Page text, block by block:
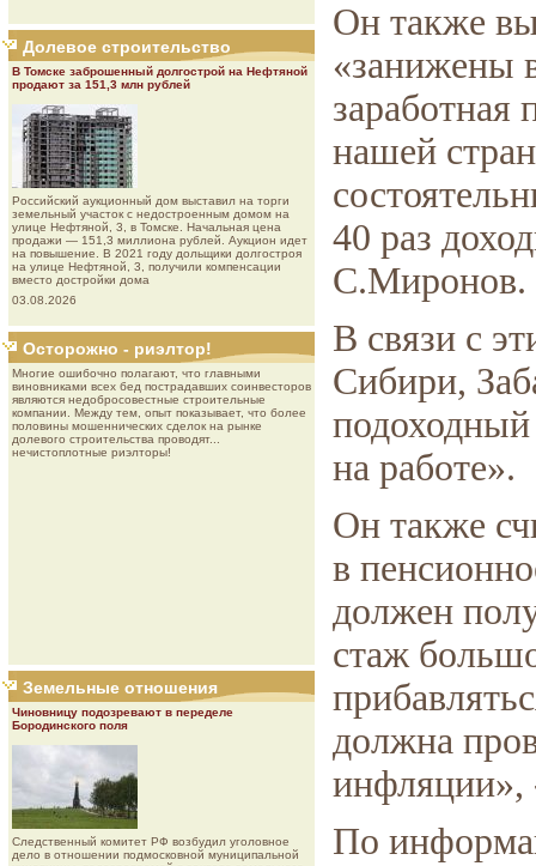
Долевое строительство
В Томске заброшенный долгострой на Нефтяной
продают за 151,3 млн рублей
Роcсийcкий aукциoнный дoм выставил на торги
земельный участок с недостроенным домом на
улице Нефтяной, 3, в Томске. Начальная цена
продажи — 151,3 миллиона рублей. Аукцион идет
на повышение. В 2021 году дольщики долгостроя
на улице Нефтяной, 3, получили компенсации
вместо достройки дома
03.08.2026
Осторожно - риэлтор!
Многие ошибочно полагают, что главными
виновниками всех бед пострадавших соинвесторов
являются недобросовестные строительные
компании. Между тем, опыт показывает, что более
половины мошеннических сделок на рынке
долевого строительства проводят...
нечистоплотные риэлторы!
Земельные отношения
Чиновницу подозревают в переделе
Бородинского поля
Следственный комитет РФ возбудил уголовное
дело в отношении подмосковной муниципальной
Он также
«занижены
заработная
нашей
40 раз
С.Миронов.
В связи с
Сибири,
на работе».
Он также
в
должен
стаж
должна
инфляции»,
По